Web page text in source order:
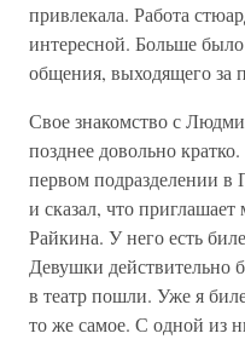
привлекала. Работа
интересной. Больше
общения, выходящего за
Свое знакомство с
позднее довольно
первом подразделении в
и сказал, что
Райкина. У него есть
Девушки действительно
в театр пошли. Уже я
то же самое. С одной из